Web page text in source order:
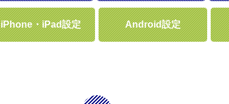
iPhone・iPad設定 Android設定